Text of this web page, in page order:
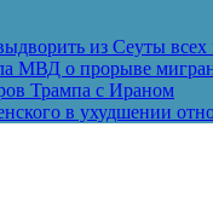
из Сеуты всех
МВД о прорыве
Трампа с Ираном
в ухудшении